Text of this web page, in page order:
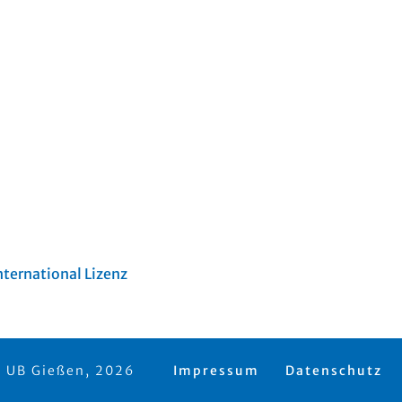
Lizenz
Gießen, 2026 Impressum Datenschutz